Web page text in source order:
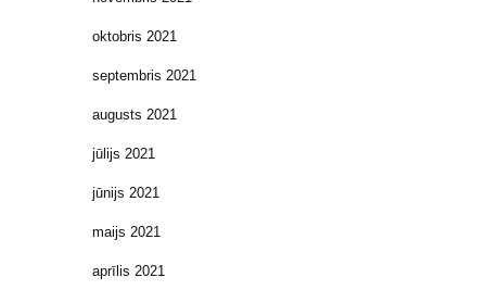
oktobris 2021
septembris 2021
augusts 2021
jūlijs 2021
jūnijs 2021
maijs 2021
aprīlis 2021